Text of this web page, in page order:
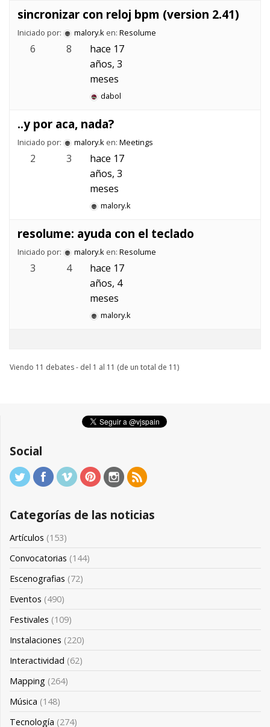
sincronizar con reloj bpm (version 2.41)
Iniciado por: malory.k en: Resolume
6 8
hace 17
años, 3
meses
dabol
..y por aca, nada?
Iniciado por: malory.k en: Meetings
2 3
hace 17
años, 3
meses
malory.k
resolume: ayuda con el teclado
Iniciado por: malory.k en: Resolume
3 4
hace 17
años, 4
meses
malory.k
Viendo 11 debates - del 1 al 11 (de un total de 11)
Social
Categorías de las noticias
Artículos (153)
Convocatorias (144)
Escenografias (72)
Eventos (490)
Festivales (109)
Instalaciones (220)
Interactividad (62)
Mapping (264)
Música (148)
Tecnología (274)